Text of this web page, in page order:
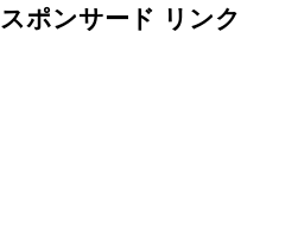
スポンサード リンク